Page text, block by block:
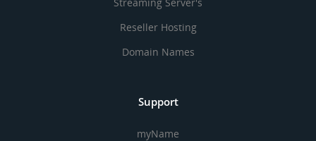
Reseller Hosting
Domain Names
Support
myName